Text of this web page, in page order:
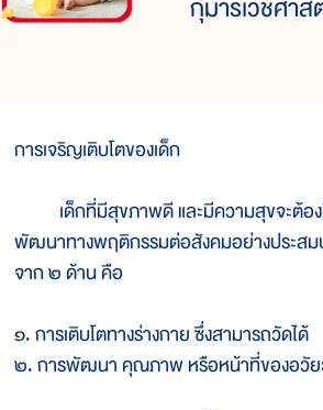
การเจริญเติบโตของเด็ก
เด็กที่มีสุขภาพดี และมีความสุขจะต้อง
พัฒนาทางพฤติกรรมต่อสังคมอย่างประสมป
จาก ๒ ด้าน คือ
๑. การเติบโตทางร่างกาย ซึ่งสามารถวัดได้
๒. การพัฒนา คุณภาพ หรือหน้าที่ของอวัย